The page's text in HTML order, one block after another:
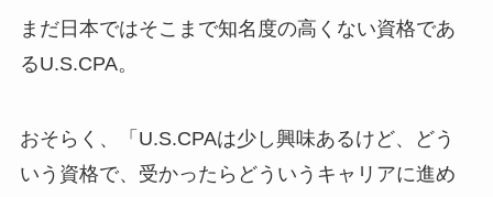
まだ日本ではそこまで知名度の高くない資格であ
るU.S.CPA。
おそらく、「U.S.CPAは少し興味あるけど、どう
いう資格で、受かったらどういうキャリアに進め